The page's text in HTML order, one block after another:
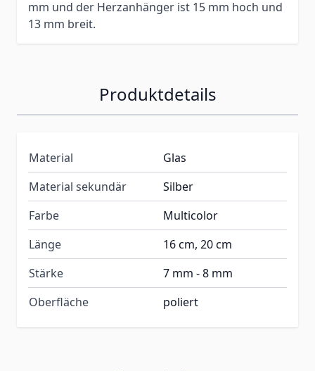
mm und der Herzanhänger ist 15 mm hoch und
13 mm breit.
Produktdetails
Material
Glas
Material sekundär
Silber
Farbe
Multicolor
Länge
16 cm, 20 cm
Stärke
7 mm - 8 mm
Oberfläche
poliert